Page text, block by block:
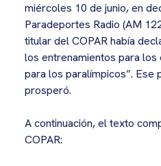
miércoles 10 de junio, en
Paradeportes Radio (AM
titular del COPAR había
los entrenamientos para los
para los paralímpicos”. Ese
prosperó.
A continuación, el texto
COPAR: